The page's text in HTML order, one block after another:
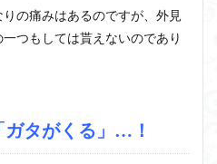
の痛みはあるのですが、外見
つもしては貰えないのであり
ガタがくる」…！